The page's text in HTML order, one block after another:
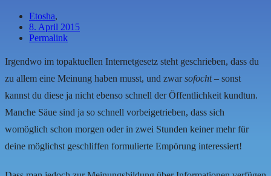
Etosha,
8. April 2015
Permalink
Irgendwo im topaktuellen Internetgesetz steht geschrieben, dass du
zu allem eine Meinung haben musst, und zwarsofocht– sonst
kannst du diese ja nicht ebenso schnell der Öffentlichkeit kundtun.
Manche Säue sind ja so schnell vorbeigetrieben, dass sich
womöglich schon morgen oder in zwei Stunden keiner mehr für
deine möglichst geschliffen formulierte Empörung interessiert!